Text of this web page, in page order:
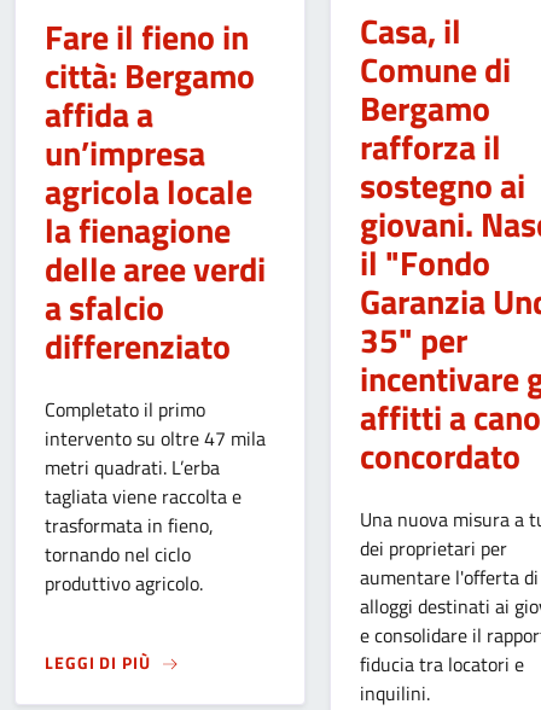
Fare il fieno in
città: Bergamo
affida a
un’impresa
agricola locale
la fienagione
delle aree verdi
a sfalcio
differenziato
Completato il primo
intervento su oltre 47 mila
metri quadrati. L’erba
tagliata viene raccolta e
trasformata in fieno,
tornando nel ciclo
produttivo agricolo.
LEGGI DI PIÙSUFARE IL FIENO IN CITTÀ: BERGAMO AFFIDA
Casa, il
Comune di
Bergamo
rafforza il
sostegno ai
giovani.
il "Fondo
Garanzia
35" per
incentivare
affitti a
concordato
Una nuova misura a
dei proprietari per
aumentare l'offerta di
alloggi destinati ai
e consolidare il
fiducia tra locatori e
inquilini.